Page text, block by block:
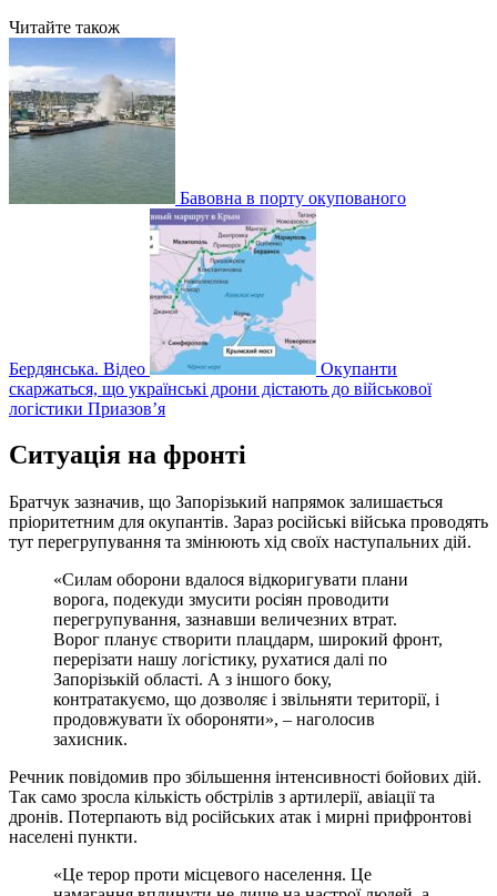
Читайте також
Бавовна в порту окупованого
Бердянська. Відео
Окупанти
скаржаться, що українські дрони дістають до військової
логістики Приазов’я
Ситуація на фронті
Братчук зазначив, що Запорізький напрямок залишається
пріоритетним для окупантів. Зараз російські війська проводять
тут перегрупування та змінюють хід своїх наступальних дій.
«Силам оборони вдалося відкоригувати плани
ворога, подекуди змусити росіян проводити
перегрупування, зазнавши величезних втрат.
Ворог планує створити плацдарм, широкий фронт,
перерізати нашу логістику, рухатися далі по
Запорізькій області. А з іншого боку,
контратакуємо, що дозволяє і звільняти території, і
продовжувати їх обороняти», – наголосив
захисник.
Речник повідомив про збільшення інтенсивності бойових дій.
Так само зросла кількість обстрілів з артилерії, авіації та
дронів. Потерпають від російських атак і мирні прифронтові
населені пункти.
«Це терор проти місцевого населення. Це